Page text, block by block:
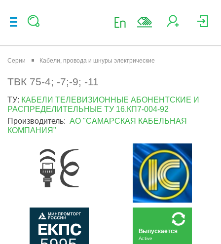
Серии Кабели, провода и шнуры электрические
ТВК 75-4; -7;-9; -11
ТУ: КАБЕЛИ ТЕЛЕВИЗИОННЫЕ АБОНЕНТСКИЕ И
РАСПРЕДЕЛИТЕЛЬНЫЕ ТУ 16.КП7-004-92
Производитель: АО "САМАРСКАЯ КАБЕЛЬНАЯ
КОМПАНИЯ"
Active
Выпускается